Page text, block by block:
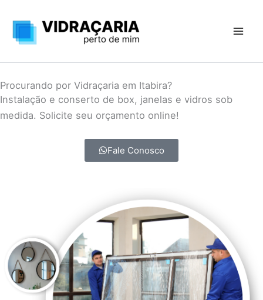
para
Procurando por Vidraçaria em Itabira?
Instalação e conserto de box, janelas e vidros sob
medida. Solicite seu orçamento online!
Fale Conosco